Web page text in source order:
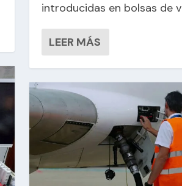
introducidas en bolsas de
LEER MÁS